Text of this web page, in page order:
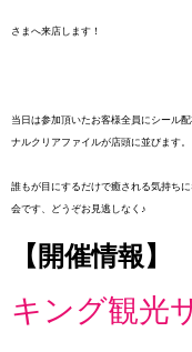
さまへ来店します！
当日は参加頂いたお客様全員にシール
ナルクリアファイルが店頭に並びます。
誰もが目にするだけで癒される気持ち
会です、どうぞお見逃しなく♪
【開催情報】
キング観光